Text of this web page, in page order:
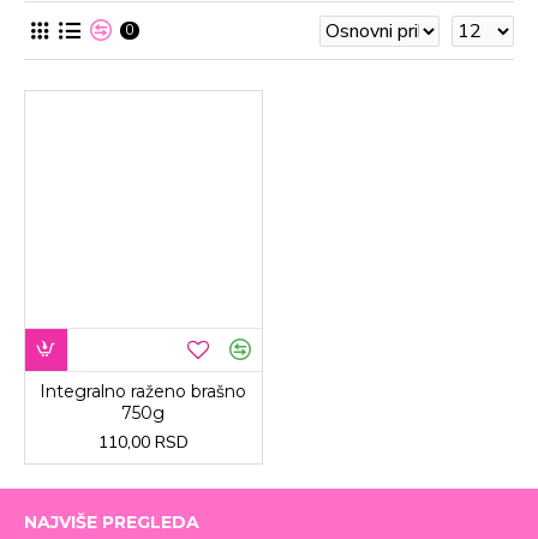
0
Integralno raženo brašno
750g
110,00 RSD
NAJVIŠE PREGLEDA